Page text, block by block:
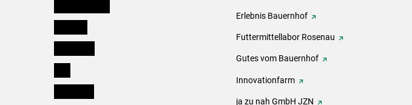
Erlebnis Bauernhof
Futtermittellabor Rosenau
Gutes vom Bauernhof
Innovationfarm
ja zu nah GmbH JZN